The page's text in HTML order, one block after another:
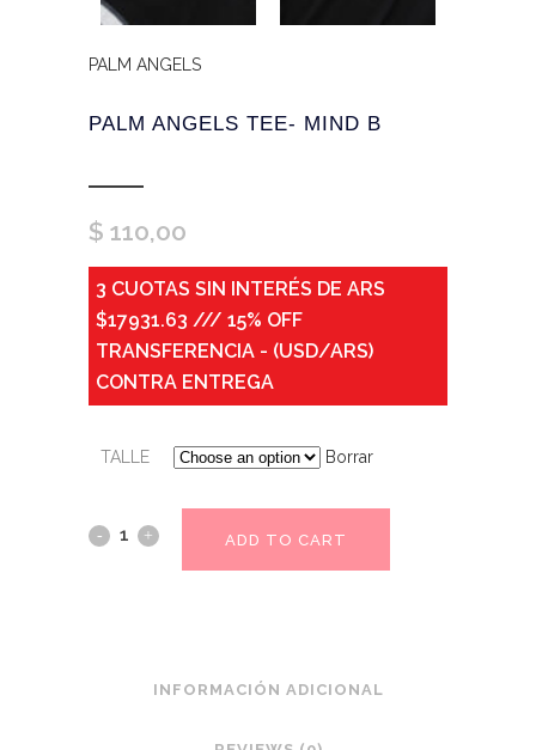
PALM ANGELS
PALM ANGELS TEE- MIND B
$ 110,00
3 CUOTAS SIN INTERÉS DE ARS
$17931.63 /// 15% OFF
TRANSFERENCIA - (USD/ARS)
CONTRA ENTREGA
TALLE Borrar
ADD TO CART
INFORMACIÓN ADICIONAL